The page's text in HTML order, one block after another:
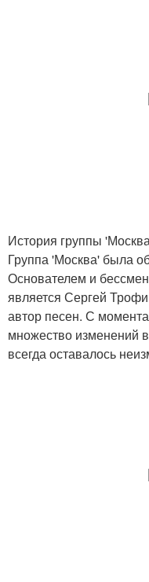
История группы
Группа 'Москва' была
Основателем и
является Сергей
автор песен. С
множество изменений
всегда оставалось